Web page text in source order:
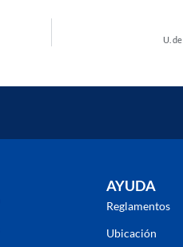
U.
AYUDA
Reglamentos
Ubicación